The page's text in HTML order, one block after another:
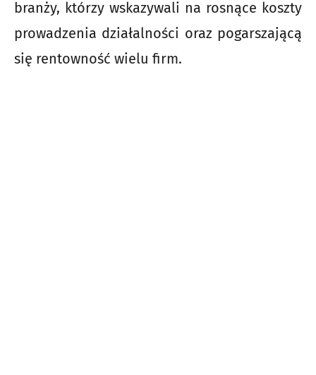
branży, którzy wskazywali na rosnące koszty
prowadzenia działalności oraz pogarszającą
się rentowność wielu firm.